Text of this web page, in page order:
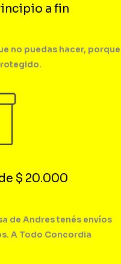
a fin
no puedas hacer, porque
$ 20.000
de Andres tenés envíos
A Todo Concordia